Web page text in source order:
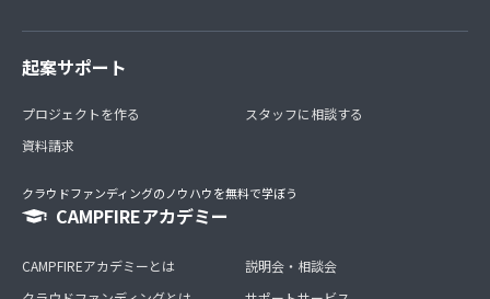
起案サポート
プロジェクトを作る
資料請求
スタッフに相談する
クラウドファンディングのノウハウを無料で学ぼう
CAMPFIREアカデミー
CAMPFIREアカデミーとは
説明会・相談会